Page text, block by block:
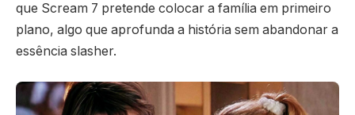
que Scream 7 pretende colocar a família em primeiro
plano, algo que aprofunda a história sem abandonar a
essência slasher.